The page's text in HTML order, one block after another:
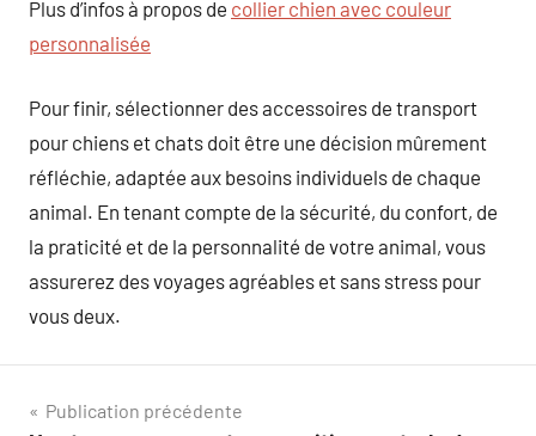
Plus d’infos à propos de collier chien avec couleur
personnalisée
Pour finir, sélectionner des accessoires de transport
pour chiens et chats doit être une décision mûrement
réfléchie, adaptée aux besoins individuels de chaque
animal. En tenant compte de la sécurité, du confort, de
la praticité et de la personnalité de votre animal, vous
assurerez des voyages agréables et sans stress pour
vous deux.
Navigation
Publication précédente